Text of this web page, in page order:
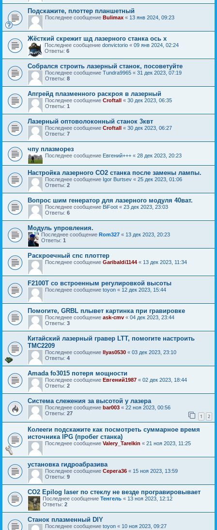
Подскажите, плоттер планшетный
Последнее сообщение Bulimax « 13 янв 2024, 09:23
Жёсткий скрежит шд лазерного станка ось х
Последнее сообщение donvictorio « 09 янв 2024, 02:24
Ответы: 6
Собрался строить лазерный станок, посоветуйте
Последнее сообщение Tundra9965 « 31 дек 2023, 07:19
Ответы: 8
Апгрейд плазменного раскроя в лазерный
Последнее сообщение Croftall « 30 дек 2023, 06:35
Ответы: 1
Лазерный оптоволоконный станок 3квт
Последнее сообщение Croftall « 30 дек 2023, 06:27
Ответы: 7
чпу плазморез
Последнее сообщение Евгений+++ « 28 дек 2023, 20:23
Настройка лазерного CO2 станка после замены лампы.
Последнее сообщение Igor Burtsev « 25 дек 2023, 01:06
Ответы: 2
Вопрос шим генератор для лазерного модуля 40ват.
Последнее сообщение BiFoot « 23 дек 2023, 23:03
Ответы: 6
Модуль упровления.
Последнее сообщение Rom327 « 13 дек 2023, 20:23
Ответы: 1
Раскроечный cnc плоттер
Последнее сообщение Garibaldi1144 « 13 дек 2023, 11:34
F2100T со встроенным регулировкой высоты
Последнее сообщение toyon « 12 дек 2023, 15:44
Помогите, GRBL плывет картинка при гравировке
Последнее сообщение ask-cmv « 04 дек 2023, 23:44
Ответы: 3
Китайский лазерный гравер LTT, помогите настроить
TMC2209
Последнее сообщение Ilyas0530 « 03 дек 2023, 23:10
Ответы: 4
Amada fo3015 потеря мощности
Последнее сообщение Евгений1987 « 02 дек 2023, 18:44
Ответы: 2
Система слежения за высотой у лазера
Последнее сообщение bar003 « 22 ноя 2023, 00:56
Ответы: 27 1 2
Колееги подскажите как посмотреть суммарное время
источника IPG (пробег станка)
Последнее сообщение Valery_Tarelkin « 21 ноя 2023, 11:25
установка гидроабразива
Последнее сообщение Серега36 « 15 ноя 2023, 13:59
Ответы: 9
CO2 Epilog laser по стеклу не везде програвировывает
Последнее сообщение Тенгель « 13 ноя 2023, 12:12
Ответы: 2
Станок плазменный DIY
Последнее сообщение toyon « 10 ноя 2023, 09:27